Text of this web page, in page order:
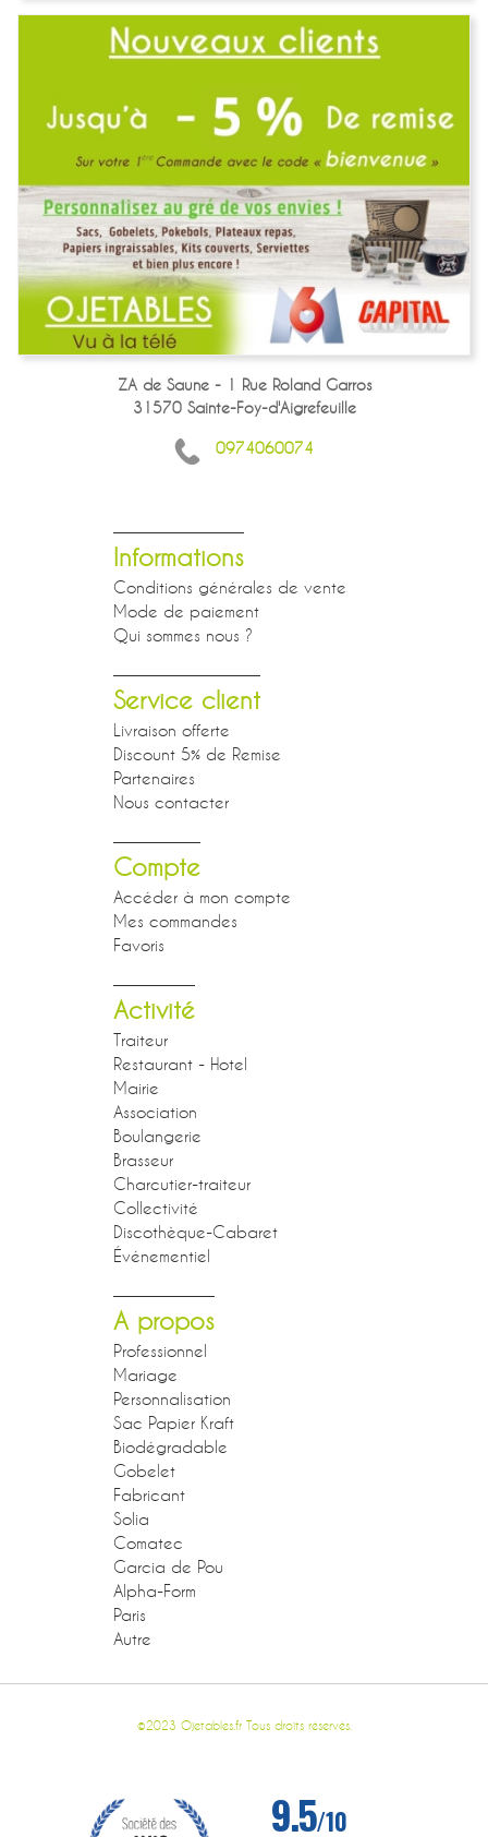
ZA de Saune - 1 Rue Roland Garros
31570 Sainte-Foy-d'Aigrefeuille
0974060074
Informations
Conditions générales de vente
Mode de paiement
Qui sommes nous ?
Service client
Livraison offerte
Discount 5% de Remise
Partenaires
Nous contacter
Compte
Accéder à mon compte
Mes commandes
Favoris
Activité
Traiteur
Restaurant - Hotel
Mairie
Association
Boulangerie
Brasseur
Charcutier-traiteur
Collectivité
Discothèque-Cabaret
Événementiel
A propos
Professionnel
Mariage
Personnalisation
Sac Papier Kraft
Biodégradable
Gobelet
Fabricant
Solia
Comatec
Garcia de Pou
Alpha-Form
Paris
Autre
©2023 Ojetables.fr Tous droits réservés.